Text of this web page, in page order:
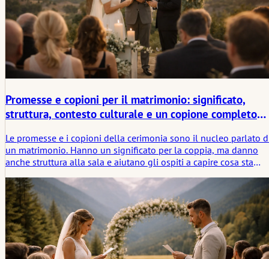
Promesse e copioni per il matrimonio: significato,
struttura, contesto culturale e un copione completo
Le promesse e i copioni della cerimonia sono il nucleo parlato
un matrimonio. Hanno un significato per la coppia, ma danno
anche struttura alla sala e aiutano gli ospiti a capire cosa sta
pratica internazionale di promesse e copioni, collegandoli allo
spazio emotivo prima e dopo il rito stesso.